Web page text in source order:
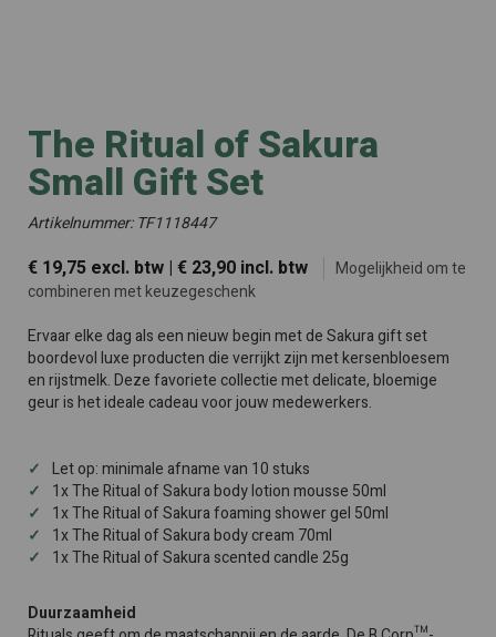
The Ritual of Sakura
Small Gift Set
Artikelnummer: TF1118447
€ 19,75 excl. btw | € 23,90 incl. btw
Mogelijkheid om te
combineren met keuzegeschenk
Ervaar elke dag als een nieuw begin met de Sakura gift set
boordevol luxe producten die verrijkt zijn met kersenbloesem
en rijstmelk. Deze favoriete collectie met delicate, bloemige
geur is het ideale cadeau voor jouw medewerkers.
Let op: minimale afname van 10 stuks
1x The Ritual of Sakura body lotion mousse 50ml
1x The Ritual of Sakura foaming shower gel 50ml
1x The Ritual of Sakura body cream 70ml
1x The Ritual of Sakura scented candle 25g
Duurzaamheid